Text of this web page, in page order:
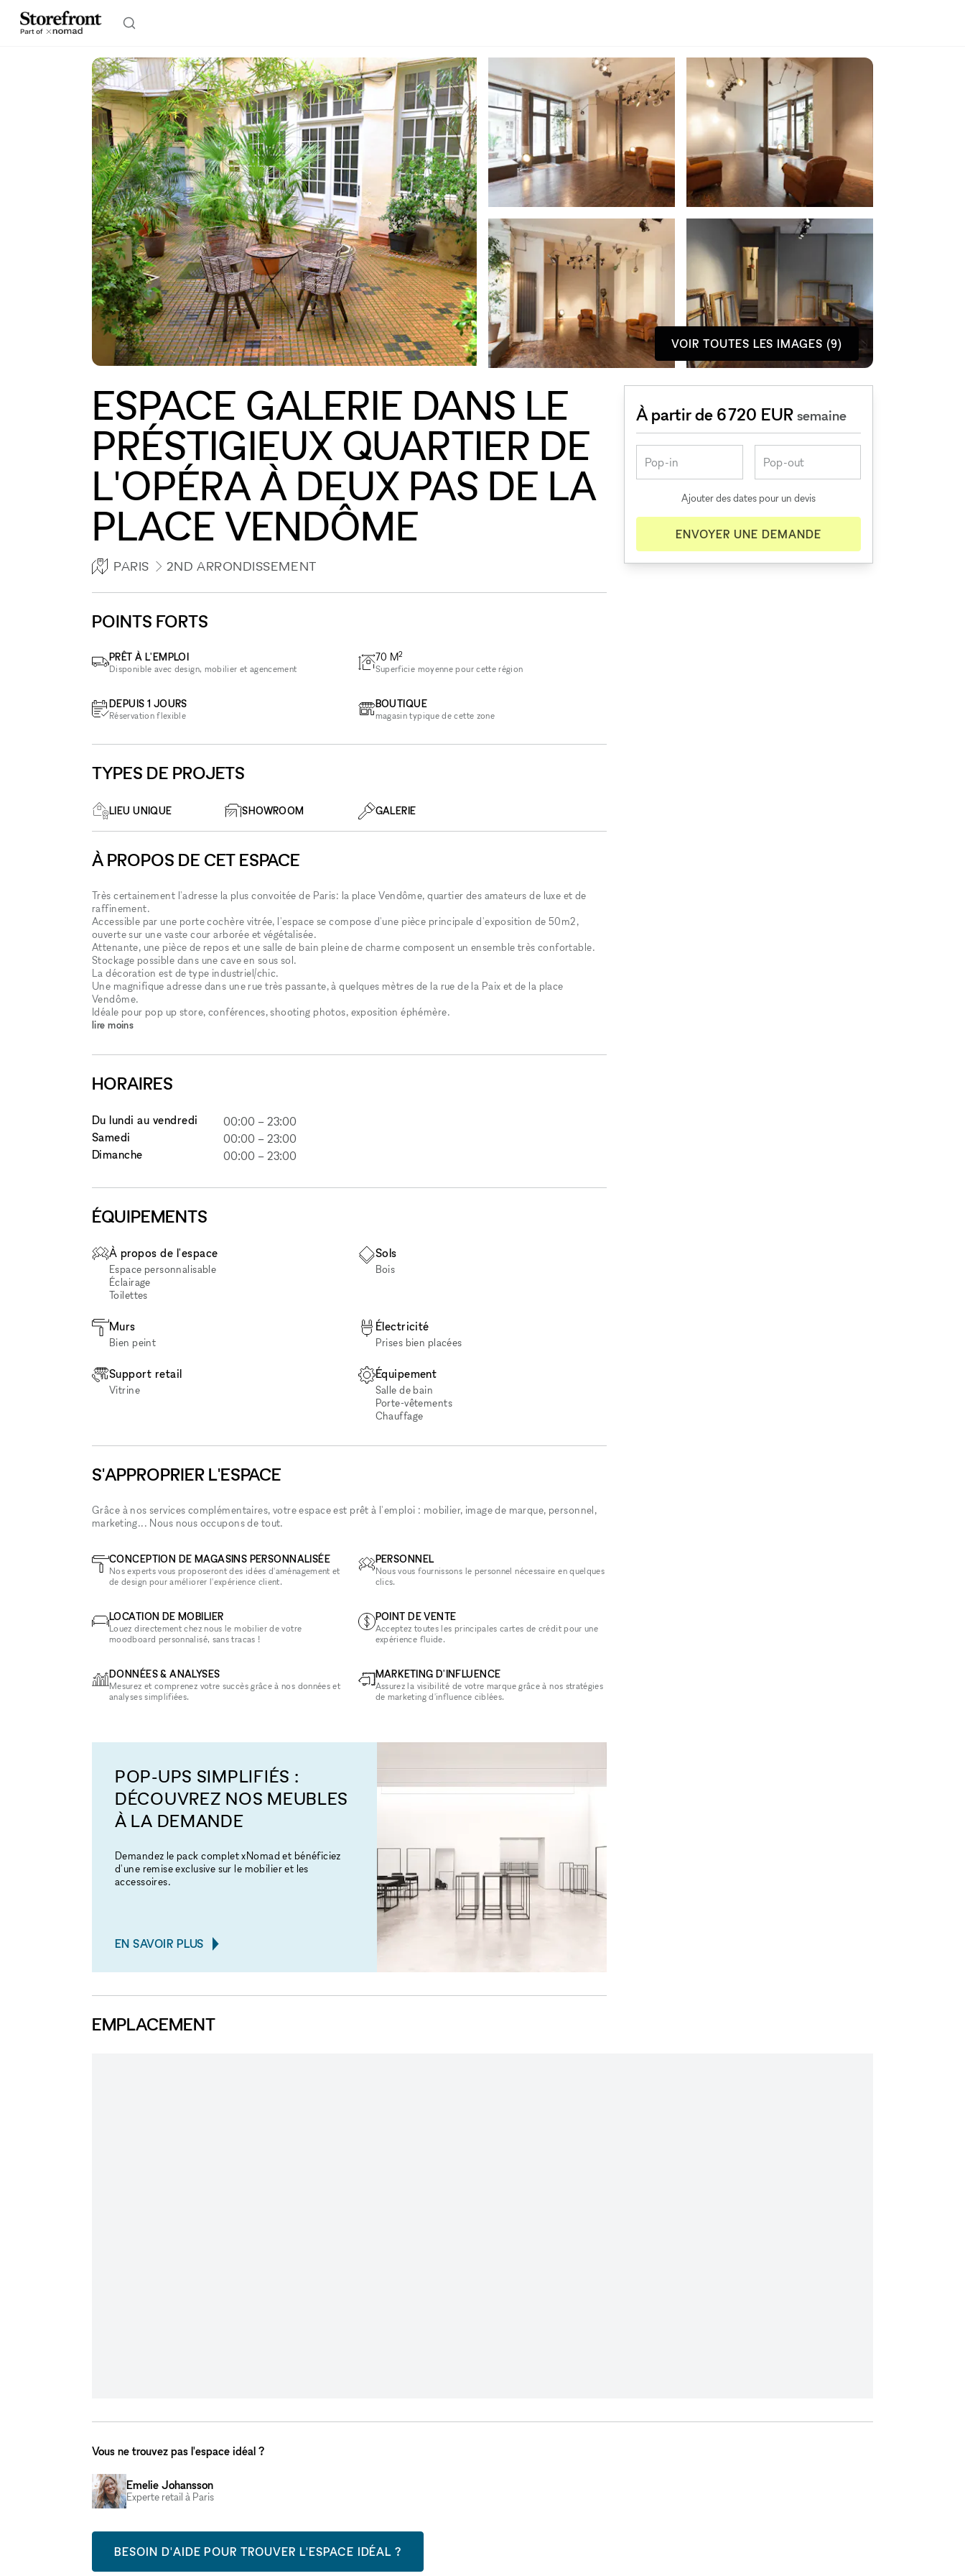
VOIR TOUTES LES IMAGES (9)
ESPACE GALERIE DANS LE
PRÉSTIGIEUX QUARTIER DE
L'OPÉRA À DEUX PAS DE LA
PLACE VENDÔME
PARIS 2ND ARRONDISSEMENT
POINTS FORTS
PRÊT À L'EMPLOI
Disponible avec design, mobilier et agencement
DEPUIS 1 JOURS
Réservation flexible
70 M2
Superficie moyenne pour cette région
BOUTIQUE
magasin typique de cette zone
TYPES DE PROJETS
LIEU UNIQUE SHOWROOM GALERIE
À PROPOS DE CET ESPACE
Très certainement l'adresse la plus convoitée de Paris: la place Vendôme, quartier des amateurs de luxe et de
raffinement.
Accessible par une porte cochère vitrée, l'espace se compose d'une pièce principale d'exposition de 50m2,
ouverte sur une vaste cour arborée et végétalisée.
Attenante, une pièce de repos et une salle de bain pleine de charme composent un ensemble très confortable.
Stockage possible dans une cave en sous sol.
La décoration est de type industriel/chic.
Une magnifique adresse dans une rue très passante, à quelques mètres de la rue de la Paix et de la place
Vendôme.
Idéale pour pop up store, conférences, shooting photos, exposition éphémère.
lire moins
HORAIRES
Du lundi au vendredi 00:00 –23:00
Samedi
00:00 –23:00
Dimanche
00:00 –23:00
ÉQUIPEMENTS
À propos de l'espace
Espace personnalisable
Éclairage
Toilettes
Sols
Bois
Murs
Bien peint
Électricité
Prises bien placées
Support retail
Vitrine
Équipement
Salle de bain
Porte-vêtements
Chauffage
S'APPROPRIER L'ESPACE
Grâce à nos services complémentaires, votre espace est prêt à l'emploi : mobilier, image de marque, personnel,
marketing... Nous nous occupons de tout.
CONCEPTION DE MAGASINS PERSONNALISÉE
Nos experts vous proposeront des idées d'aménagement et
de design pour améliorer l'expérience client.
LOCATION DE MOBILIER
Louez directement chez nous le mobilier de votre
moodboard personnalisé, sans tracas !
DONNÉES & ANALYSES
Mesurez et comprenez votre succès grâce à nos données et
analyses simplifiées.
PERSONNEL
Nous vous fournissons le personnel nécessaire en quelques
clics.
POINT DE VENTE
Acceptez toutes les principales cartes de crédit pour une
expérience fluide.
MARKETING D'INFLUENCE
Assurez la visibilité de votre marque grâce à nos stratégies
de marketing d'influence ciblées.
POP-UPS SIMPLIFIÉS :
DÉCOUVREZ NOS MEUBLES
À LA DEMANDE
Demandez le pack complet xNomad et bénéficiez
d'une remise exclusive sur le mobilier et les
accessoires.
EN SAVOIR PLUS
À partir de 6 720 EURsemaine
Ajouter des dates pour un devis
ENVOYER UNE DEMANDE
EMPLACEMENT
Vous ne trouvez pas l'espace idéal ?
Emelie Johansson
Experte retail à Paris
BESOIN D'AIDE POUR TROUVER L'ESPACE IDÉAL ?